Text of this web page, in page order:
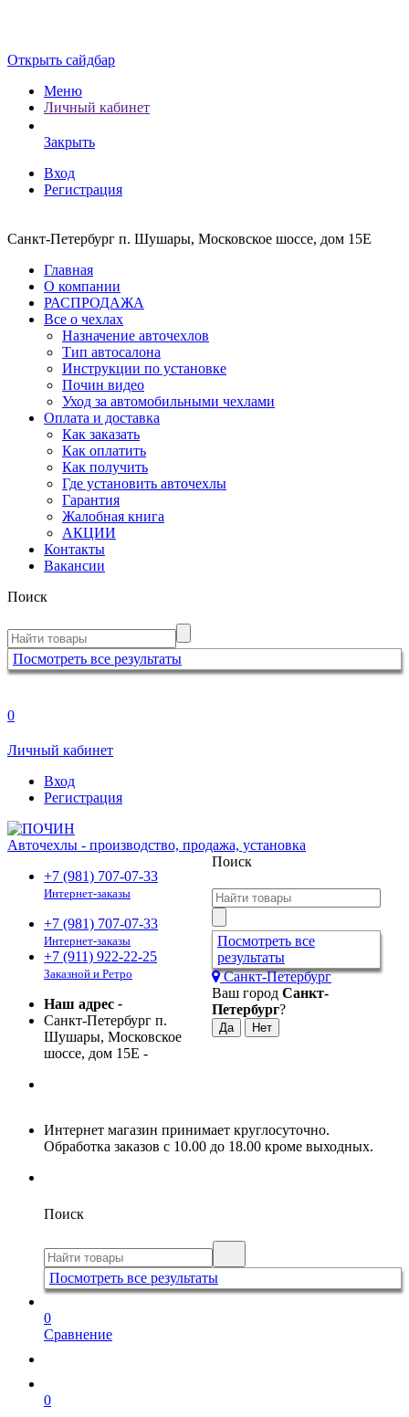
Открыть сайдбар
Меню
Личный кабинет
Закрыть
Вход
Регистрация
Санкт-Петербург п. Шушары, Московское шоссе, дом 15Е
Главная
О компании
РАСПРОДАЖА
Все о чехлах
Назначение авточехлов
Тип автосалона
Инструкции по установке
Почин видео
Уход за автомобильными чехлами
Оплата и доставка
Как заказать
Как оплатить
Как получить
Где установить авточехлы
Гарантия
Жалобная книга
АКЦИИ
Контакты
Вакансии
Поиск
Посмотреть все результаты
0
Личный кабинет
Вход
Регистрация
Авточехлы - производство, продажа, установка
+7 (981) 707-07-33
Интернет-заказы
+7 (981) 707-07-33
Интернет-заказы
+7 (911) 922-22-25
Заказной и Ретро
Наш адрес -
Санкт-Петербург п.
Шушары, Московское
шоссе, дом 15Е -
Поиск
Посмотреть все
результаты
Санкт-Петербург
Ваш город Санкт-
Петербург?
Интернет магазин принимает круглосуточно.
Обработка заказов с 10.00 до 18.00 кроме выходных.
Поиск
Посмотреть все результаты
0
Сравнение
0